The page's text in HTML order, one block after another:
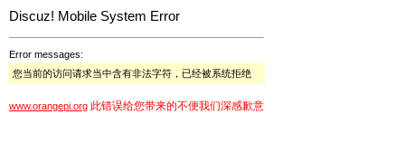
Discuz! Mobile System Error
Error messages:
您当前的访问请求当中含有非法字符，已经被系统拒绝
www.orangepi.org 此错误给您带来的不便我们深感歉意